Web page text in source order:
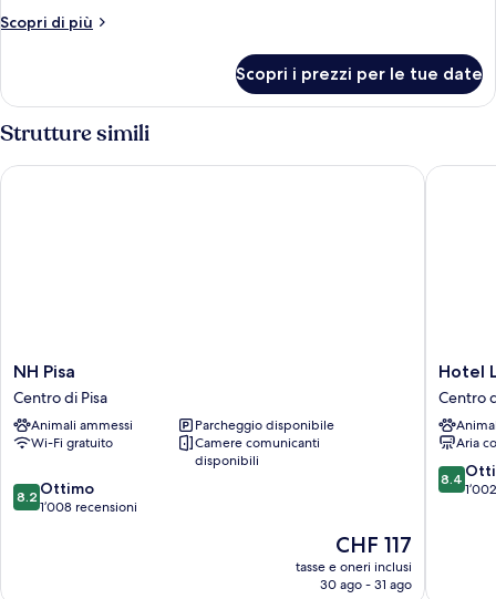
letto
Scopri di più
Altri
Standard,
letto
Scopri i prezzi per le tue date
Strutture simili
NH
Pisa
Centro
di
Pisa
NH Pisa
Centro di Pisa
Animali ammessi
Parcheggio disponibile
Wi-Fi gratuito
Camere comunicanti
disponibili
8.2
su
8.2 Ottimo
1’008 recensioni
Il
prezzo
attuale
CHF 117
tasse e oneri inclusi
30 ago - 31 ago
NH Pisa
Hotel
La
Pace
Centro
di
Pisa
Hotel
Centro
Aria
8.4
su
8.4
Hotel La